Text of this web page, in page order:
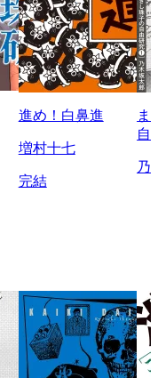
進め！白鼻進
増村十七
完結
ま
自
乃